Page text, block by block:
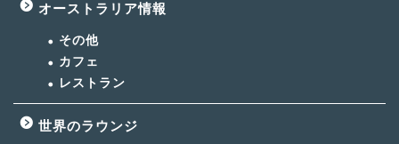
オーストラリア情報
その他
カフェ
レストラン
世界のラウンジ